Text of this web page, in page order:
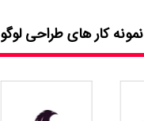
نمونه کار های طراحی لوگو